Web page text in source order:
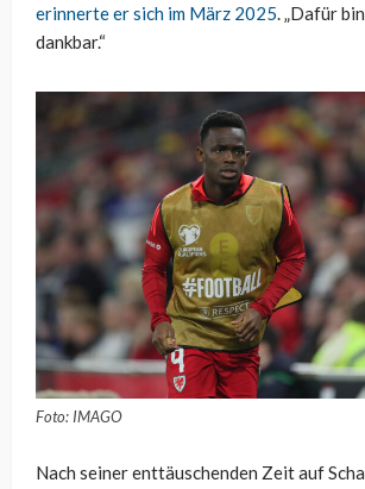
erinnerte er sich im März 2025 . „Dafür
dankbar.“
Foto: IMAGO
Nach seiner enttäuschenden Zeit auf